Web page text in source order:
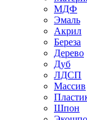
МДФ
Эмаль
Акрил
Береза
Дерево
Дуб
ЛДСП
Массив
Шпон